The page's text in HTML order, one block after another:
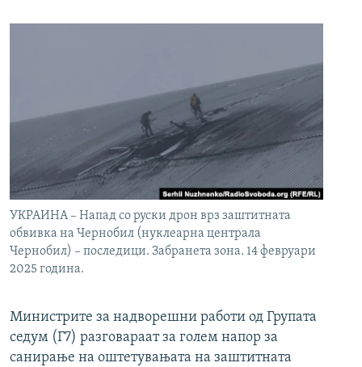
УКРАИНА – Напад со руски дрон врз заштитната
обвивка на Чернобил (нуклеарна централа
Чернобил) – последици. Забранета зона. 14 февруари
2025 година.
Министрите за надворешни работи од Групата
седум (Г7) разговараат за голем напор за
санирање на оштетувањата на заштитната